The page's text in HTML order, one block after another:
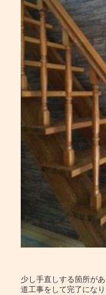
少し手直しする箇所が
道工事をして完了になり